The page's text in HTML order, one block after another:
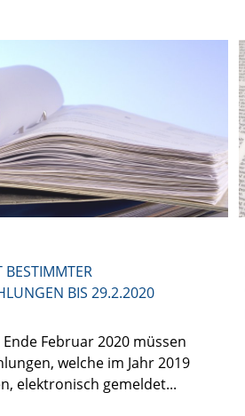
BESTIMMTER
BIS 29.2.2020
Februar 2020 müssen
welche im Jahr 2019
elektronisch gemeldet...